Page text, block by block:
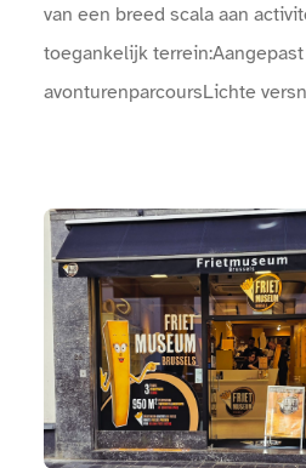
van een breed scala aan
toegankelijk terrein:Aangepast
avonturenparcoursLichte
mee feesten! U zult niet
volledige programma met
…: Een boog markeert de
evenement.Bij de ingangen
aanwezig.Er zijn sanitaire
beschikbaar.Er zijn
Bekijk FrietMuseum Brussels